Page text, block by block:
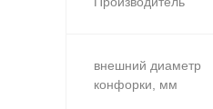
внешний диаметр
конфорки, мм